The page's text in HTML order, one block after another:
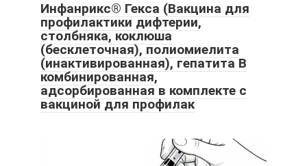
Инфанрикс® Гекса (Вакцина для
профилактики дифтерии,
столбняка, коклюша
(бесклеточная), полиомиелита
(инактивированная), гепатита В
комбинированная,
адсорбированная в комплекте с
вакциной для профилак